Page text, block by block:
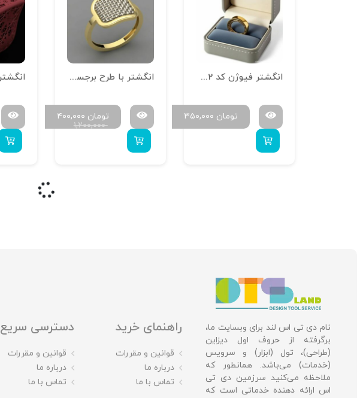
انگشتر فیوژن کد RTR2
۳۵۰,۰۰۰ تومان
انگشتر با طرح برجسته
۱,۲۰۰,۰۰۰
۴۰۰,۰۰۰ تومان
نام دی تی اس لند برای وبسایت ما،
برگرفته از حروف اول دیزاین
(طراحی)، تول (ابزار) و سرویس
(خدمات) می‌باشد. همانطور که
ملاحظه می‌کنید سرزمین دی تی
اس ارائه دهنده خدماتی است که
راهنمای خرید
قوانین و مقررات
درباره ما
تماس با ما
دسترسی سریع
قوانین و مقررات
درباره ما
تماس با ما